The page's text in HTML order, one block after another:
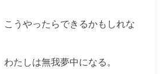
こうやったらできるかもしれな
たしは無我夢中になる。